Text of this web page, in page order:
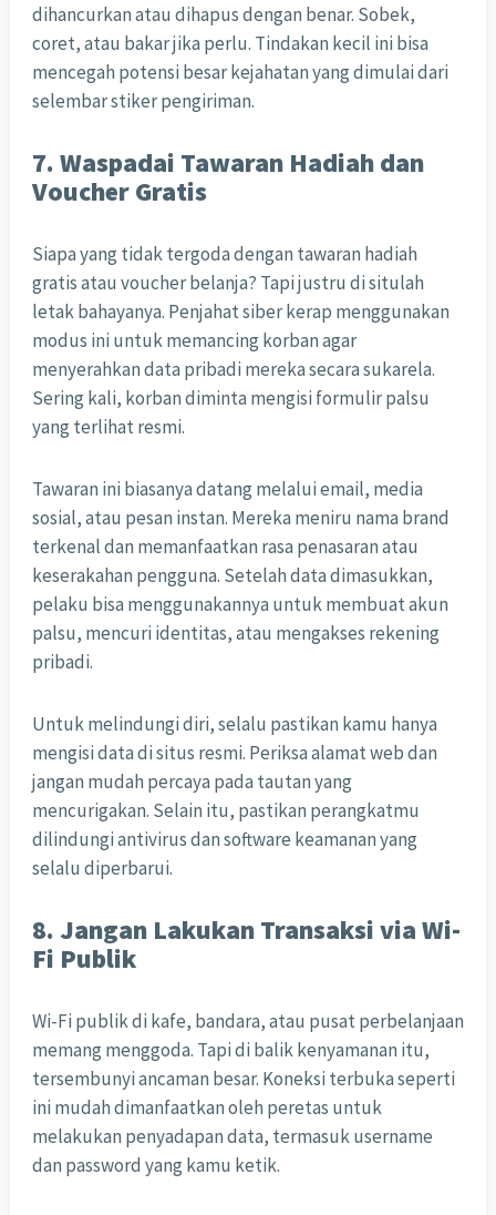
dihancurkan atau dihapus dengan benar. Sobek,
coret, atau bakar jika perlu. Tindakan kecil ini bisa
mencegah potensi besar kejahatan yang dimulai dari
selembar stiker pengiriman.
7. Waspadai Tawaran Hadiah dan
Voucher Gratis
Siapa yang tidak tergoda dengan tawaran hadiah
gratis atau voucher belanja? Tapi justru di situlah
letak bahayanya. Penjahat siber kerap menggunakan
modus ini untuk memancing korban agar
menyerahkan data pribadi mereka secara sukarela.
Sering kali, korban diminta mengisi formulir palsu
yang terlihat resmi.
Tawaran ini biasanya datang melalui email, media
sosial, atau pesan instan. Mereka meniru nama brand
terkenal dan memanfaatkan rasa penasaran atau
keserakahan pengguna. Setelah data dimasukkan,
pelaku bisa menggunakannya untuk membuat akun
palsu, mencuri identitas, atau mengakses rekening
pribadi.
Untuk melindungi diri, selalu pastikan kamu hanya
mengisi data di situs resmi. Periksa alamat web dan
jangan mudah percaya pada tautan yang
mencurigakan. Selain itu, pastikan perangkatmu
dilindungi antivirus dan software keamanan yang
selalu diperbarui.
8. Jangan Lakukan Transaksi via Wi-
Fi Publik
Wi-Fi publik di kafe, bandara, atau pusat perbelanjaan
memang menggoda. Tapi di balik kenyamanan itu,
tersembunyi ancaman besar. Koneksi terbuka seperti
ini mudah dimanfaatkan oleh peretas untuk
melakukan penyadapan data, termasuk username
dan password yang kamu ketik.